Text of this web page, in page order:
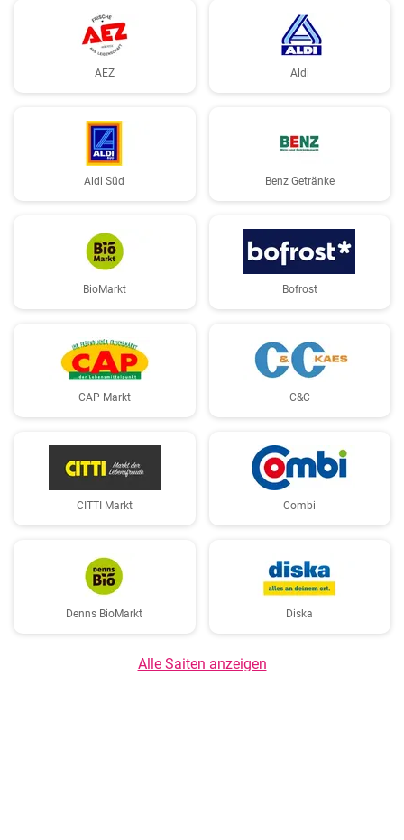
AEZ Aldi
Aldi Süd Benz Getränke
BioMarkt Bofrost
CAP Markt C&C
CITTI Markt Combi
Denns BioMarkt Diska
Alle Saiten anzeigen